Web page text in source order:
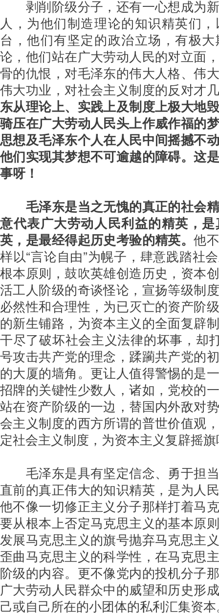
剥削阶级分子，还有一心想成为
人，为他们制造理论的知识精英们
台，他们有坚定的政治立场，有极
论，他们站在广大劳动人民的对立面
骨的仇恨，对毛泽东的伟大人格、伟
伟大功业，对社会主义制度的反对才
东从理论上、实践上及制度上极大地
骑压在广大劳动人民头上作威作福的
思想及毛泽东个人在人民中间摇撼不
他们实现其梦想不可逾越的障碍。这
事呀！
毛泽东是当之无愧的真正的社会
意代表广大劳动人民利益的精英，
英，是最经得起历史考验的精英。他
样以“言论自由”为幌子，肆意践踏社
根本原则，鼓吹英雄创造历史，资本
活工人阶级的奇谈怪论，宣扬等级制
必然性和合理性，为已灭亡的资产阶
的新生铺路，为资本主义的全面复辟
干尽了破坏社会主义法律的坏事，却
号攻击共产党的理念，蹂躏共产党的
的大厦的墙角。更让人值得警惕的是
招牌的关键性少数人，诸如，党校的
站在资产阶级的一边，替国内外敌对
会主义制度的西方所谓的普世价值观
定社会主义制度，为资本主义复辟摇
毛泽东是具有坚定信念、勇于担
直前的真正伟大的知识精英，是为人
他不像一切修正主义分子那样打着马
要从根本上否定马克思主义的基本原
发展马克思主义的旗号抛弃马克思主
歪曲马克思主义的科学性，在马克思
阶级的内容。更不像党内的投机分子
广大劳动人民群众中的威望和历史形
己或自己所在的小团体的私利汇集资